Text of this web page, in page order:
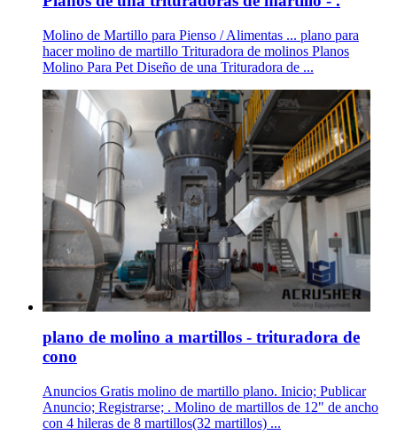
Molino de Martillo para Pienso / Alimentas ... plano para
hacer molino de martillo Trituradora de molinos Planos
Molino Para Pet Diseño de una Trituradora de ...
plano de molino a martillos - trituradora de
cono
Anuncios Gratis molino de martillo plano. Inicio; Publicar
Anuncio; Registrarse; . Molino de martillos de 12" de ancho
con 4 hileras de 8 martillos(32 martillos) ...